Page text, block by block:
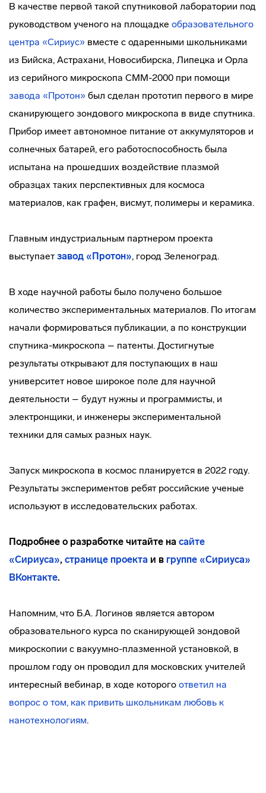
В качестве первой такой спутниковой лаборатории под
руководством ученого на площадке образовательного
центра «Сириус» вместе с одаренными школьниками
из Бийска, Астрахани, Новосибирска, Липецка и Орла
из серийного микроскопа СММ-2000 при помощи
завода «Протон» был сделан прототип первого в мире
сканирующего зондового микроскопа в виде спутника.
Прибор имеет автономное питание от аккумуляторов и
солнечных батарей, его работоспособность была
испытана на прошедших воздействие плазмой
образцах таких перспективных для космоса
материалов, как графен, висмут, полимеры и керамика.
Главным индустриальным партнером проекта
выступает завод «Протон», город Зеленоград.
В ходе научной работы было получено большое
количество экспериментальных материалов. По итогам
начали формироваться публикации, а по конструкции
спутника-микроскопа – патенты. Достигнутые
результаты открывают для поступающих в наш
университет новое широкое поле для научной
деятельности – будут нужны и программисты, и
электронщики, и инженеры экспериментальной
техники для самых разных наук.
Запуск микроскопа в космос планируется в 2022 году.
Результаты экспериментов ребят российские ученые
используют в исследовательских работах.
Подробнее о разработке читайте на сайте
«Сириуса», странице проекта и в группе «Сириуса»
ВКонтакте.
Напомним, что Б.А. Логинов является автором
образовательного курса по сканирующей зондовой
микроскопии с вакуумно-плазменной установкой, в
прошлом году он проводил для московских учителей
интересный вебинар, в ходе которого ответил на
вопрос о том, как привить школьникам любовь к
нанотехнологиям.